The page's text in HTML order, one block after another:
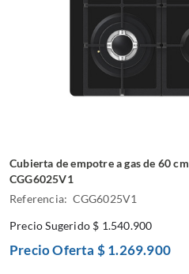
Cubierta de empotre a gas de 60 cm GE Appliances vidrio negro -
CGG6025V1
Referencia: CGG6025V1
Precio Sugerido $ 1.540.900
Precio Oferta $ 1.269.900